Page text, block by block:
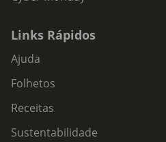
Links Rápidos
Ajuda
Folhetos
Receitas
Sustentabilidade